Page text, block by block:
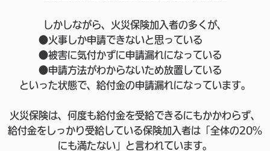
しかしながら、火災保険加入者の多くが、
●火事しか申請できないと思っている
●被害に気付かずに申請漏れになっている
●申請方法がわからないため放置している
といった状態で、給付金の申請漏れになっています。
火災保険は、何度も給付金を受給できるにもかかわらず、
給付金をしっかり受給している保険加入者は「全体の20%
にも満たない」と言われています。